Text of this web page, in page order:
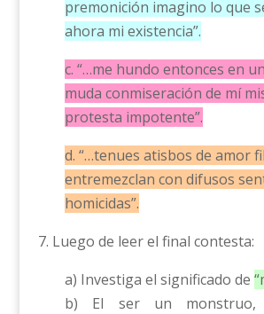
premonición imagino lo que
ahora mi existencia”.
c. “…me hundo entonces en
muda conmiseración de mí
protesta impotente”.
d. “…tenues atisbos de amor
entremezclan con difusos
homicidas”.
7. Luego de leer el final contesta:
a) Investiga el significado de
b) El ser un monstruo,